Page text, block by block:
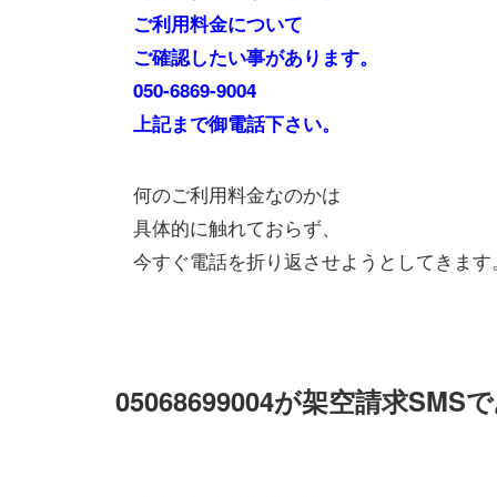
ご利用料金について
ご確認したい事があります。
050‐6869‐9004
上記まで御電話下さい。
何のご利用料金なのかは
具体的に触れておらず、
今すぐ電話を折り返させようとしてきます。
05068699004が架空請求SMS